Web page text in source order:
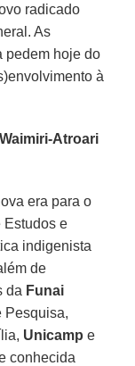
radicado
As
pedem hoje do
à
Atroari
era para o
Estudos e
indigenista
de
da Funai
Pesquisa,
Unicamp e
conhecida